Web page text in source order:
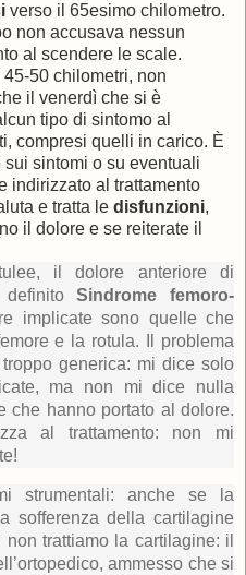
verso il 65esimo chilometro.
non accusava nessun
al scendere le scale.
45-50 chilometri, non
il venerdì che si è
tipo di sintomo al
compresi quelli in carico. È
sintomi o su eventuali
indirizzato al trattamento
e tratta le disfunzioni,
il dolore e se reiterate il
il dolore anteriore di
definitoSindrome femoro-
implicate sono quelle che
e la rotula. Il problema
generica: mi dice solo
ma non mi dice nulla
che hanno portato al dolore.
al trattamento: non mi
strumentali: anche se la
sofferenza della cartilagine
trattiamo la cartilagine: il
ammesso che si